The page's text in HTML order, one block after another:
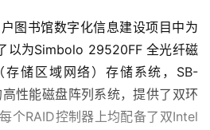
图书馆数字化信息建设项目中为
以为Simbolo 29520FF 全光纤磁
存储区域网络）存储系统，SB-
性能磁盘阵列系统，提供了双环
个RAID控制器上均配备了双Intel